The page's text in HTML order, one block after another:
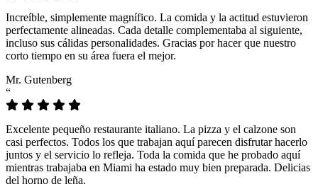
Increíble, simplemente magnífico. La comida y la actitud estuvieron
perfectamente alineadas. Cada detalle complementaba al siguiente,
incluso sus cálidas personalidades. Gracias por hacer que nuestro
corto tiempo en su área fuera el mejor.
Mr. Gutenberg
“
Excelente pequeño restaurante italiano. La pizza y el calzone son
casi perfectos. Todos los que trabajan aquí parecen disfrutar hacerlo
juntos y el servicio lo refleja. Toda la comida que he probado aquí
mientras trabajaba en Miami ha estado muy bien preparada. Delicias
del horno de leña.